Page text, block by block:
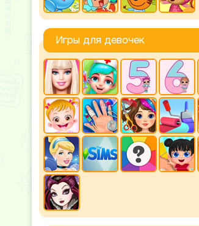
Игры для девочек